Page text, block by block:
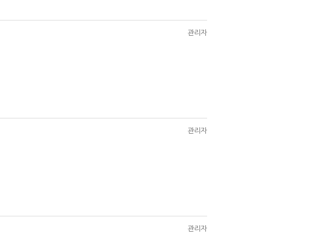
관리자
관리자
관리자